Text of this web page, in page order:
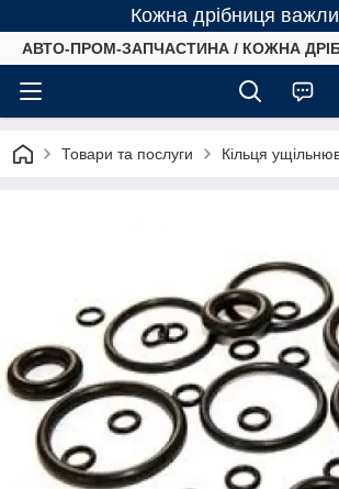
Кожна дрібниця
АВТО-ПРОМ-ЗАПЧАСТИНА / КОЖНА
Товари та послуги Кільця